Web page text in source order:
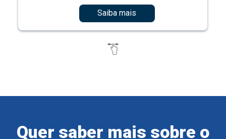
Saiba mais
Quer saber mais sobre o